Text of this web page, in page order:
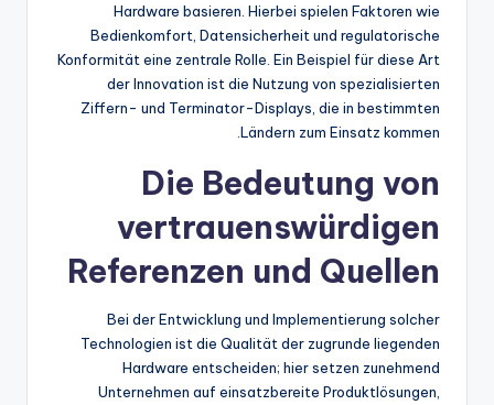
Hardware basieren. Hierbei spielen Faktoren wie
Bedienkomfort, Datensicherheit und regulatorische
Konformität eine zentrale Rolle. Ein Beispiel für diese Art
der Innovation ist die Nutzung von spezialisierten
Ziffern- und Terminator-Displays, die in bestimmten
Ländern zum Einsatz kommen.
Die Bedeutung von
vertrauenswürdigen
Referenzen und Quellen
Bei der Entwicklung und Implementierung solcher
Technologien ist die Qualität der zugrunde liegenden
Hardware entscheiden; hier setzen zunehmend
Unternehmen auf einsatzbereite Produktlösungen,